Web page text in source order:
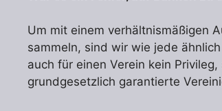
Um mit einem verhältnismäßigen
sammeln, sind wir wie jede
auch für einen Verein kein
grundgesetzlich garantierte